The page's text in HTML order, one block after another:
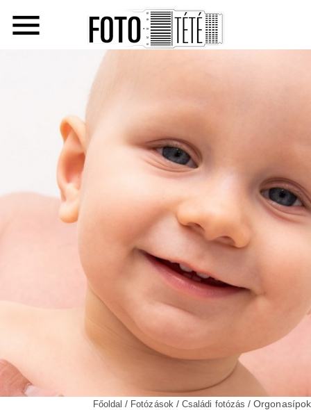
Főoldal / Fotózások / Családi fotózás / Orgonasípok